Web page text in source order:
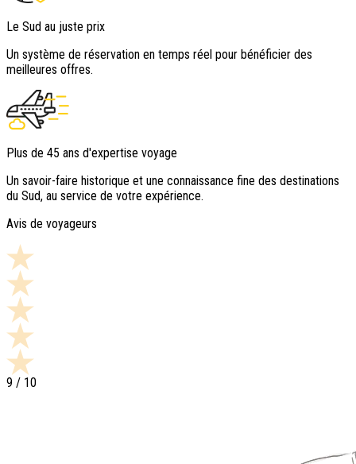
Le Sud au juste prix
Un système de réservation en temps réel pour bénéficier des
meilleures offres.
Plus de 45 ans d'expertise voyage
Un savoir-faire historique et une connaissance fine des destinations
du Sud, au service de votre expérience.
Avis de voyageurs
9 / 10